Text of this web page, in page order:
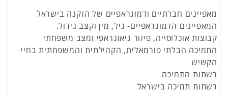
מאפיינים חברתיים ודמוגראפיים של הזקנה בישראל
המאפיינים הדמוגראפיים- גיל, מין וקצב גידול.
קבוצות אוכלוסייה, פיזור גיאוגראפי ומצב משפחתי
התמיכה הבלתי פורמאלית, הקהילתית והמשפחתית בחיי
הקשיש
רשתות התמיכה
רשתות תמיכה בישראל